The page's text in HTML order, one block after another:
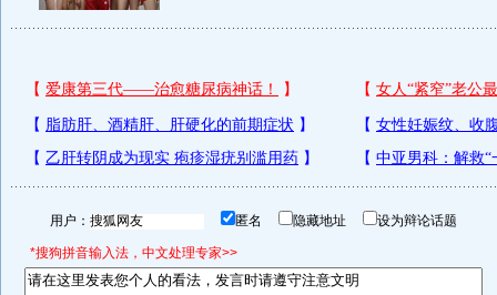
用户： 匿名 隐藏地址 设为辩论话题
*搜狗拼音输入法，中文处理专家>>